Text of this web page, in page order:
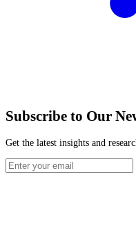
Subscribe to Our
Get the latest insights and